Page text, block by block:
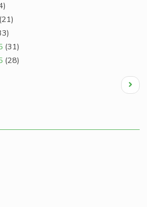
(21)
(31)
(28)
Next
page